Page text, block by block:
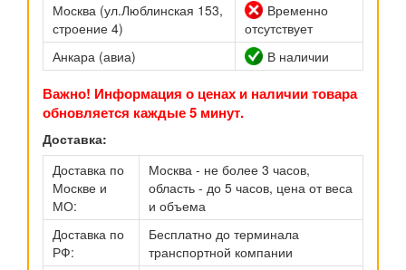
Москва (ул.Люблинская 153,
строение 4)
Временно
отсутствует
Анкара (авиа)
В наличии
Важно! Информация о ценах и наличии товара
обновляется каждые 5 минут.
Доставка:
Доставка по
Москве и
МО:
Москва - не более 3 часов,
область - до 5 часов, цена от веса
и объема
Доставка по
РФ:
Бесплатно до терминала
транспортной компании